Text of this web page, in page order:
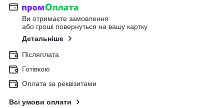
Ви отримаєте замовлення
або гроші повернуться на вашу картку
Детальніше
Післяплата
Готівкою
Оплата за реквізитами
Всі умови оплати